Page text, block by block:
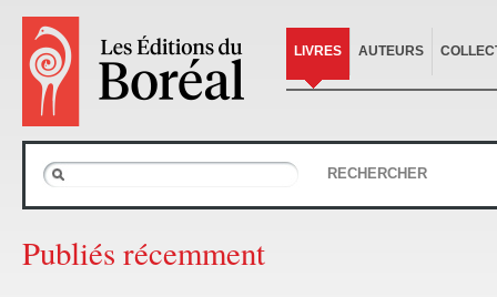
LIVRES AUTEURS
RECHERCHER
Publiés récemment